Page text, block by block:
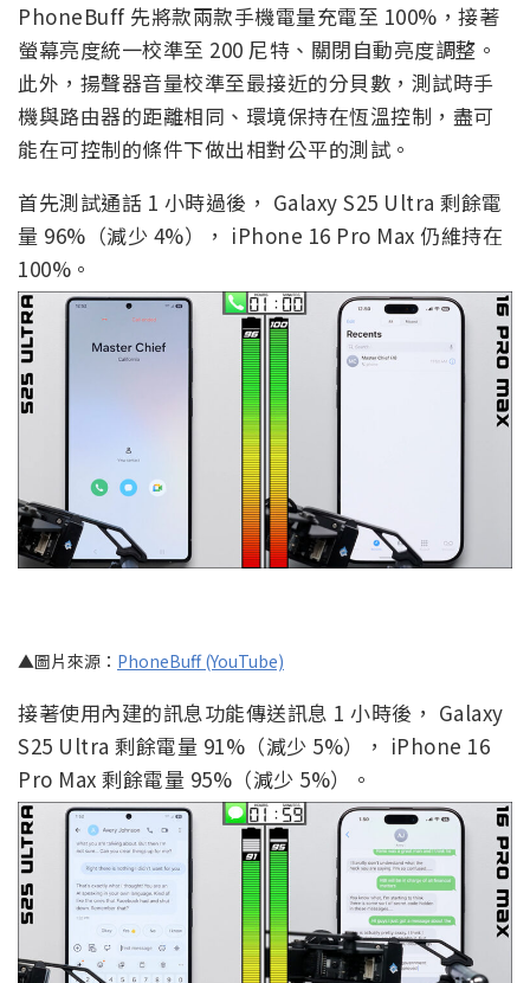
PhoneBuff 先將款兩款手機電量充電至 100%，接著
螢幕亮度統一校準至 200 尼特、關閉自動亮度調整。
此外，揚聲器音量校準至最接近的分貝數，測試時手
機與路由器的距離相同、環境保持在恆溫控制，盡可
能在可控制的條件下做出相對公平的測試。
首先測試通話 1 小時過後， Galaxy S25 Ultra 剩餘電
量 96%（減少 4%）， iPhone 16 Pro Max 仍維持在
100%。
▲圖片來源： PhoneBuff (YouTube)
接著使用內建的訊息功能傳送訊息 1 小時後， Galaxy
S25 Ultra 剩餘電量 91%（減少 5%）， iPhone 16
Pro Max 剩餘電量 95%（減少 5%）。